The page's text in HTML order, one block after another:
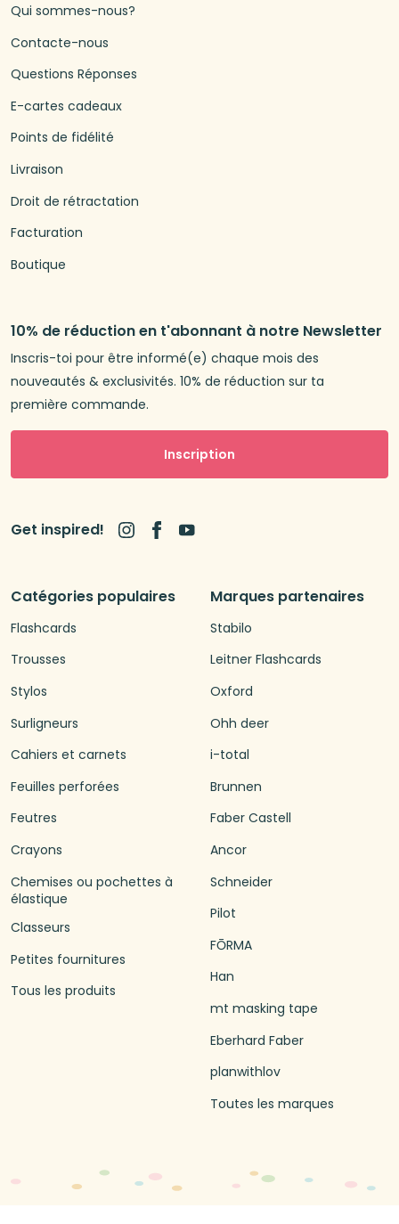
Catégories populaires
Flashcards
Trousses
Stylos
Surligneurs
Cahiers et carnets
Feuilles perforées
Feutres
Crayons
Chemises ou pochettes à
élastique
Classeurs
Petites fournitures
Tous les produits
Marques partenaires
Stabilo
Leitner Flashcards
Oxford
Ohh deer
i-total
Brunnen
Faber Castell
Ancor
Schneider
Pilot
FŌRMA
Han
mt masking tape
Eberhard Faber
planwithlov
Toutes les marques
Qui sommes-nous?
Contacte-nous
Questions Réponses
E-cartes cadeaux
Points de fidélité
Livraison
Droit de rétractation
Facturation
Boutique
10% de réduction en t'abonnant à notre Newsletter
Inscris-toi pour être informé(e) chaque mois des
nouveautés & exclusivités. 10% de réduction sur ta
première commande.
Inscription
Get inspired!